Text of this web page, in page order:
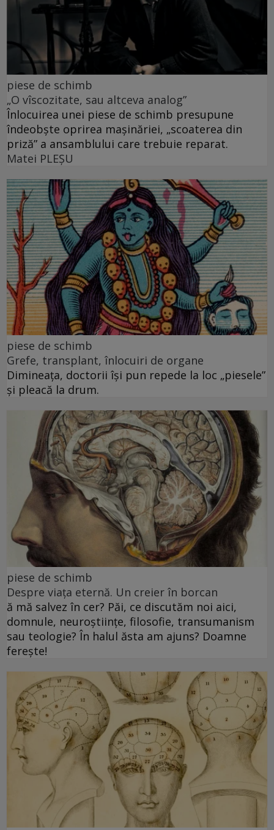
piese de schimb
„O vîscozitate, sau altceva analog”
Înlocuirea unei piese de schimb presupune
îndeobște oprirea mașinăriei, „scoaterea din
priză” a ansamblului care trebuie reparat.
Matei PLEŞU
piese de schimb
Grefe, transplant, înlocuiri de organe
Dimineața, doctorii își pun repede la loc „piesele”
și pleacă la drum.
piese de schimb
Despre viața eternă. Un creier în borcan
ă mă salvez în cer? Păi, ce discutăm noi aici,
domnule, neuroștiințe, filosofie, transumanism
sau teologie? În halul ăsta am ajuns? Doamne
ferește!